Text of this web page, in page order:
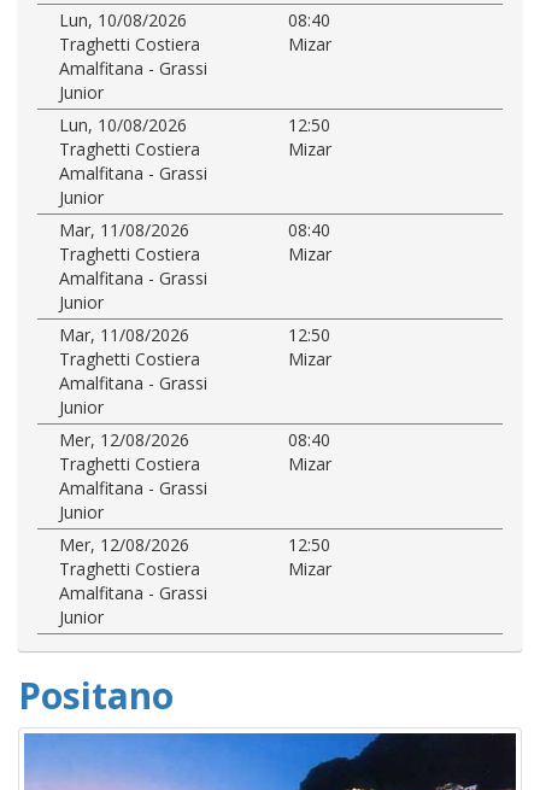
Lun, 10/08/2026
08:40
Traghetti Costiera
Amalfitana - Grassi
Junior
Mizar
Lun, 10/08/2026
12:50
Traghetti Costiera
Amalfitana - Grassi
Junior
Mizar
Mar, 11/08/2026
08:40
Traghetti Costiera
Amalfitana - Grassi
Junior
Mizar
Mar, 11/08/2026
12:50
Traghetti Costiera
Amalfitana - Grassi
Junior
Mizar
Mer, 12/08/2026
08:40
Traghetti Costiera
Amalfitana - Grassi
Junior
Mizar
Mer, 12/08/2026
12:50
Traghetti Costiera
Amalfitana - Grassi
Junior
Mizar
Positano